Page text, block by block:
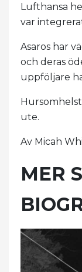
Lufthansa
var
Asaros har
och deras
uppföljare
Hursomhelst
ute.
Av Micah
MER